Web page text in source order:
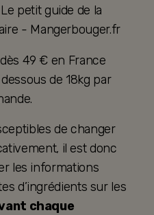
petit guide de la
- Mangerbouger.fr
49 € en France
de 18kg par
de changer
il est donc
les informations
d’ingrédients sur les
chaque